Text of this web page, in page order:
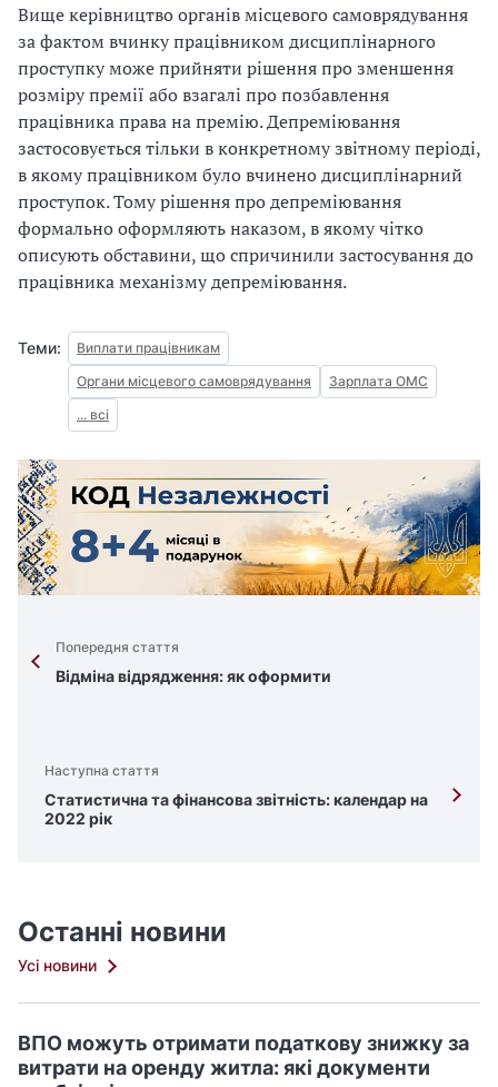
Вище керівництво органів місцевого самоврядування
за фактом вчинку працівником дисциплінарного
проступку може прийняти рішення про зменшення
розміру премії або взагалі про позбавлення
працівника права на премію. Депреміювання
застосовується тільки в конкретному звітному періоді,
в якому працівником було вчинено дисциплінарний
проступок. Тому рішення про депреміювання
формально оформляють наказом, в якому чітко
описують обставини, що спричинили застосування до
працівника механізму депреміювання.
Теми:
Виплати працівникам
Органи місцевого самоврядування
Зарплата ОМС
... всі
Попередня стаття
Відміна відрядження: як оформити
Наступна стаття
Статистична та фінансова звітність: календар на
2022 рік
Останні новини
Усі новини
ВПО можуть отримати податкову знижку за
витрати на оренду житла: які документи